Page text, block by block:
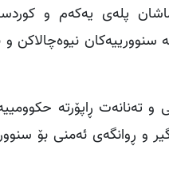
پلەی یەکەم و
سنوورییەکان
و تەنانەت ڕاپۆرتە
و ڕوانگەی ئەمنی بۆ